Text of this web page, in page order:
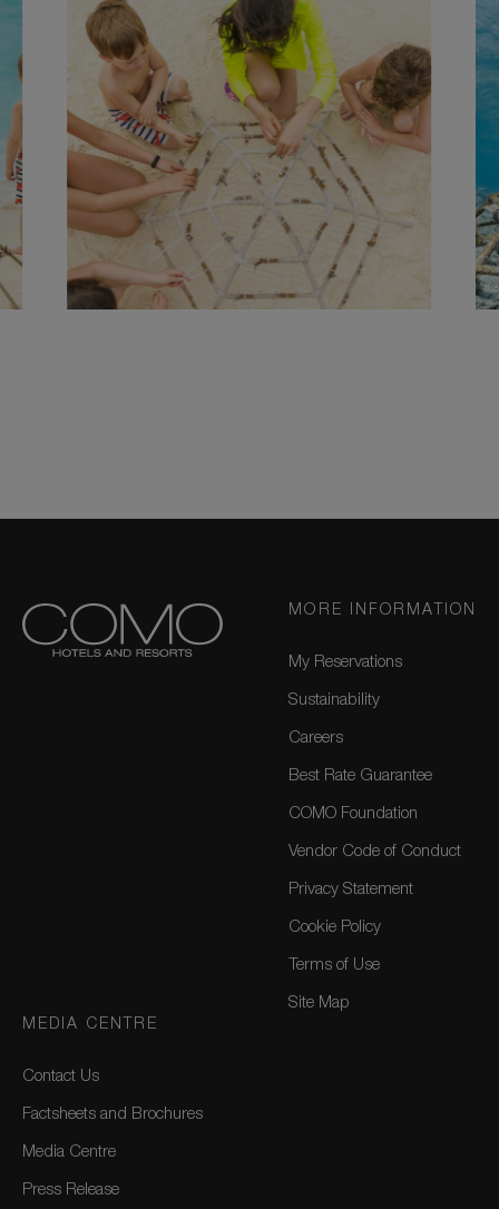
MORE INFORMATION
My Reservations
Sustainability
Careers
Best Rate Guarantee
COMO Foundation
Vendor Code of Conduct
Privacy Statement
Cookie Policy
Terms of Use
Site Map
MEDIA CENTRE
Contact Us
Factsheets and Brochures
Media Centre
Press Release